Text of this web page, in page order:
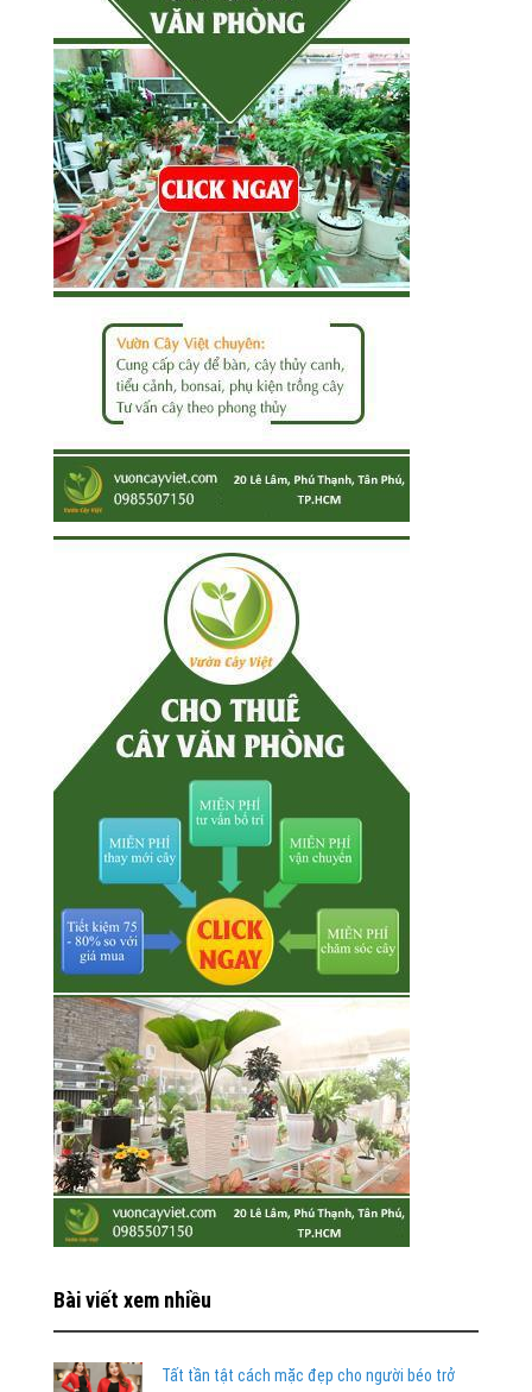
Bài viết xem nhiều
Tất tần tật cách mặc đẹp cho người béo trở